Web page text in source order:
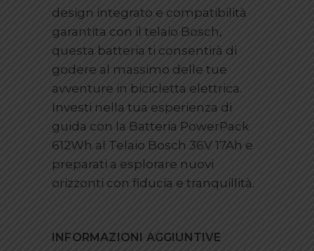
design integrato e compatibilità
garantita con il telaio Bosch,
questa batteria ti consentirà di
godere al massimo delle tue
avventure in bicicletta elettrica.
Investi nella tua esperienza di
guida con la Batteria PowerPack
612Wh al Telaio Bosch 36V 17Ah e
preparati a esplorare nuovi
orizzonti con fiducia e tranquillità.
INFORMAZIONI AGGIUNTIVE